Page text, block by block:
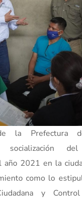
la Prefectura
del
año 2021 en la
como lo
y